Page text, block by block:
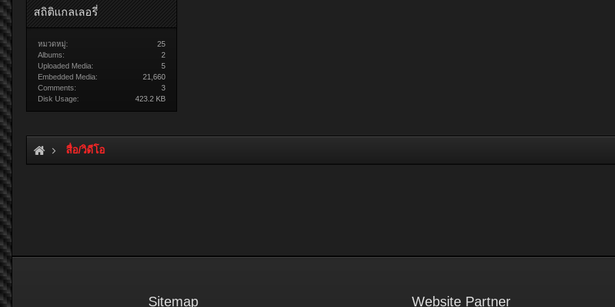
สถิติแกลเลอรี่
หมวดหมู่:
25
Albums:
2
Uploaded Media:
5
Embedded Media:
21,660
Comments:
3
Disk Usage:
423.2 KB
สื่อ/วิดีโอ
Sitemap Website Partner